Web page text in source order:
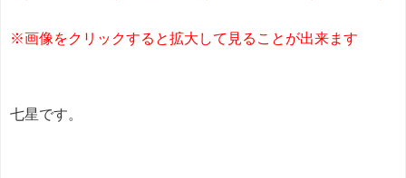
※画像をクリックすると拡大して見ることが出来ます
七星です。